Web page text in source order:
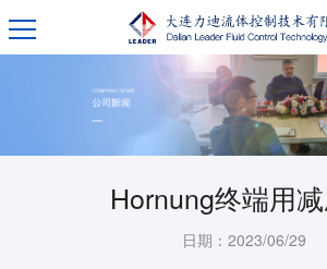
Hornung终端用
日期：2023/06/29